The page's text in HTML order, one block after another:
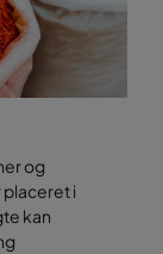
og
i
kan